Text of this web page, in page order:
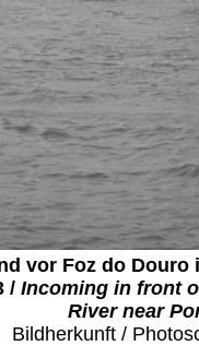
vor Foz do
/ Incoming in front
River near
Bildherkunft /